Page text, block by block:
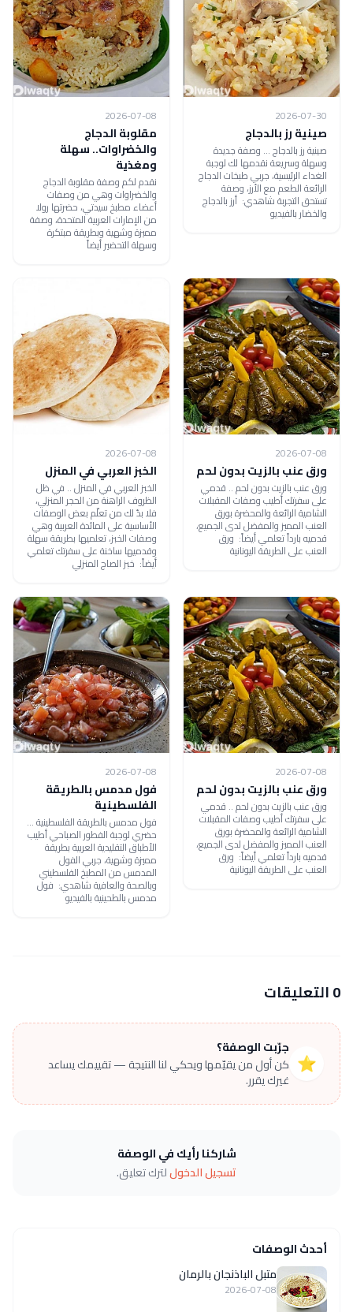
2026-07-30
صينية رز بالدجاج
صينية رز بالدجاج ... وصفة جديدة
وسهلة وسريعة نقدمها لك لوجبة
الغداء الرئيسية، جربي طبخات الدجاج
الرائعة الطعم مع الأرز، وصفة
تستحق التجربة شاهدي: أرز بالدجاج
والخضار بالفيديو
2026-07-08
مقلوبة الدجاج
والخضراوات.. سهلة
ومغذية
نقدم لكم وصفة مقلوبة الدجاج
والخضراوات وهي من وصفات
أعضاء مطبخ سيدتي، حضرتها رولا
من الإمارات العربية المتحدة، وصفة
مميزة وشهية وبطريقة مبتكرة
وسهلة التحضير أيضاً
2026-07-08
ورق عنب بالزيت بدون لحم
ورق عنب بالزيت بدون لحم .. قدمي
على سفرتك أطيب وصفات المقبلات
الشامية الرائعة والمحضرة بورق
العنب المميز والمفضل لدى الجميع،
قدميه بارداً تعلمي أيضاً: ورق
العنب على الطريقة اليونانية
2026-07-08
الخبز العربي في المنزل
الخبز العربي في المنزل .. في ظل
الظروف الراهنة من الحجر المنزلي،
فلا بدّ لك من تعلّم بعض الوصفات
الأساسية على المائدة العربية وهي
وصفات الخبز، تعلميها بطريقة سهلة
وقدميها ساخنة على سفرتك تعلمي
أيضاً: خبز الصاج المنزلي
2026-07-08
ورق عنب بالزيت بدون لحم
ورق عنب بالزيت بدون لحم .. قدمي
على سفرتك أطيب وصفات المقبلات
الشامية الرائعة والمحضرة بورق
العنب المميز والمفضل لدى الجميع،
قدميه بارداً تعلمي أيضاً: ورق
العنب على الطريقة اليونانية
2026-07-08
فول مدمس بالطريقة
الفلسطينية
فول مدمس بالطريقة الفلسطينية ...
حضري لوجبة الفطور الصباحي أطيب
الأطباق التقليدية العربية بطريقة
مميزة وشهية، جربي الفول
المدمس من المطبخ الفلسطيني
وبالصحة والعافية شاهدي: فول
مدمس بالطحينية بالفيديو
0 التعليقات
⭐
جرّبت الوصفة؟
كن أول من يقيّمها ويحكي لنا النتيجة — تقييمك يساعد
غيرك يقرر.
شاركنا رأيك في الوصفة
تسجيل الدخوللترك تعليق.
أحدث الوصفات
متبل الباذنجان بالرمان
2026-07-08